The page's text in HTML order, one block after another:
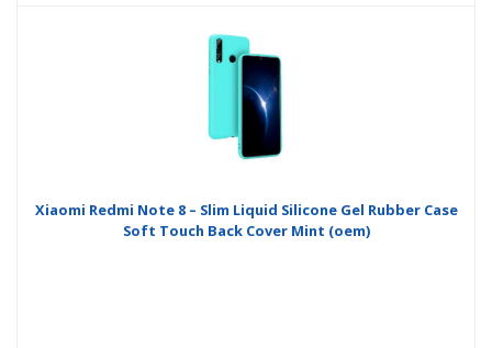
Xiaomi Redmi Note 8 – Slim Liquid Silicone Gel Rubber Case
Soft Touch Back Cover Mint (oem)